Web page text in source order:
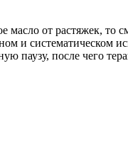
масло от растяжек, то
и систематическом
паузу, после чего